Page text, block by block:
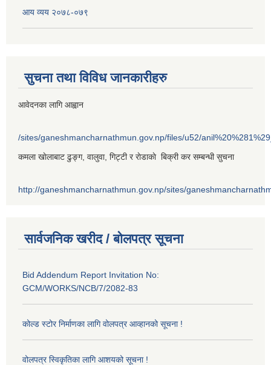
आय व्यय २०७८-०७९
सुचना तथा विविध जानकारीहरु
आवेदनका लागि आह्वान
/sites/ganeshmancharnathmun.gov.np/files/u52/
कमला खाेलाबाट ढु‌ङ्ग, वालुवा, गिट्टी र राेडाकाे बिक्री कर सम्बन्धी सुचना
http://ganeshmancharnathmun.gov.np/sites/
सार्वजनिक खरीद / बोलपत्र सूचना
Bid Addendum Report Invitation No:
GCM/WORKS/NCB/7/2082-83
कोल्ड स्टोर निर्माणका लागि वोलपत्र आव्हानको सूचना !
वोलपत्र स्विकृतिका लागि आशयको सूचना !